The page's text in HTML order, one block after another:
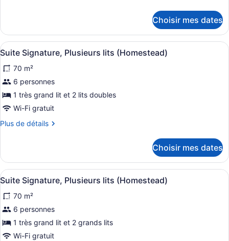
(Presidents)
Suite
luxueuse
(Presidents)
Choisir mes dates
Afficher
toutes
les
photos
pour
ce
de
Signature,
Plusieurs
lits
(Homestead)
Un lit bien fait, avec du linge de
6
Suite Signature, Plusieurs lits (Homestead)
70 m²
6 personnes
1 très grand lit et 2 lits doubles
Wi-Fi gratuit
Plus de détails
Plus
Suite
Signature,
Plusieurs
(Homestead)
Choisir mes dates
Afficher
toutes
les
photos
pour
ce
Un lit bien fait, avec du linge de
6
Suite Signature, Plusieurs lits (Homestead)
70 m²
6 personnes
1 très grand lit et 2 grands lits
Wi-Fi gratuit